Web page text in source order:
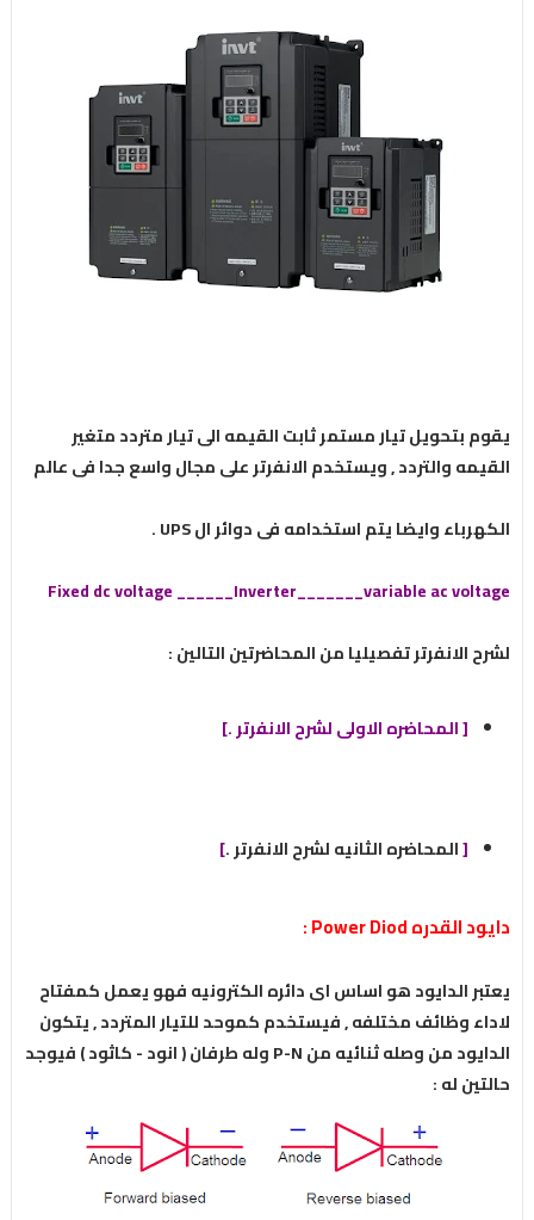
يقوم بتحويل تيار مستمر ثابت القيمه الى تيار متردد متغير
القيمه والتردد , ويستخدم الانفرتر على مجال واسع جدا فى عالم
الكهرباء وايضا يتم استخدامه فى دوائر ال UPS .
Fixed dc voltage ______Inverter_______variable ac voltage
لشرح الانفرتر تفصيليا من المحاضرتين التالين :
[المحاضره الاولى لشرح الانفرتر .]
[المحاضره الثانيه لشرح الانفرتر .]
دايود القدره Power Diod :
يعتبر الدايود هو اساس اى دائره الكترونيه فهو يعمل كمفتاح
لاداء وظائف مختلفه , فيستخدم كموحد للتيار المتردد , يتكون
الدايود من وصله ثنائيه من P-N وله طرفان ( انود - كاثود ) فيوجد
حالتين له :